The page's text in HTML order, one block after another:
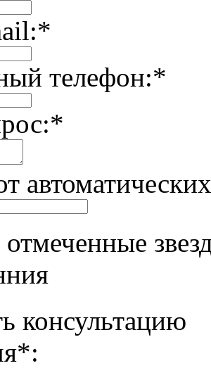
*
телефон:*
*
консультацию
*: